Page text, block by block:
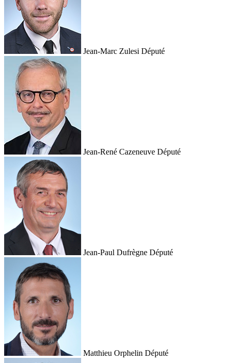
Jean-Marc Zulesi Député
Jean-René Cazeneuve Député
Jean-Paul Dufrègne Député
Matthieu Orphelin Député